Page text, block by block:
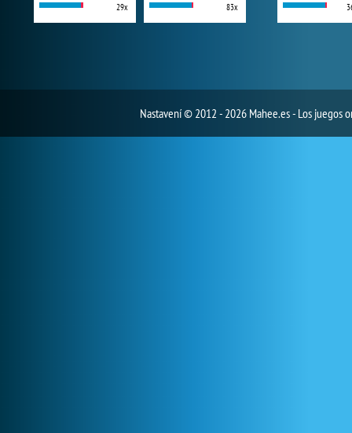
29x 83x
Nastavení© 2012 - 2026 Mahee.es - Los juegos